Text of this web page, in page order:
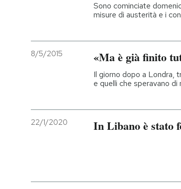
I MIEI PREFERITI
AREA PERSONALE
Sono cominciate
misure di austerità e i
8/5/2015 «Ma è già finito
Il giorno dopo a Londra,
e quelli che speravano
22/1/2020 In Libano è stato